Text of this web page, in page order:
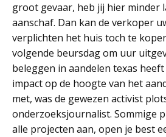
groot gevaar, heb jij hier minder
aanschaf. Dan kan de verkoper
verplichten het huis toch te
volgende beursdag om uur
beleggen in aandelen texas
impact op de hoogte van het
met, was de gewezen activist
onderzoeksjournalist. Sommige
alle projecten aan, open je best